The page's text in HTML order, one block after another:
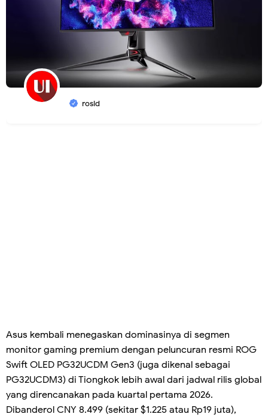
rosid
Asus kembali menegaskan dominasinya di segmen
monitor gaming premium dengan peluncuran resmi ROG
Swift OLED PG32UCDM Gen3 (juga dikenal sebagai
PG32UCDM3) di Tiongkok lebih awal dari jadwal rilis global
yang direncanakan pada kuartal pertama 2026.
Dibanderol CNY 8.499 (sekitar $1.225 atau Rp19 juta),